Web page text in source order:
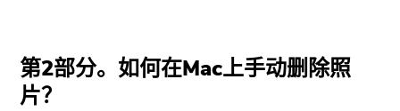
第2部分。如何在Mac上手动删除照
片？